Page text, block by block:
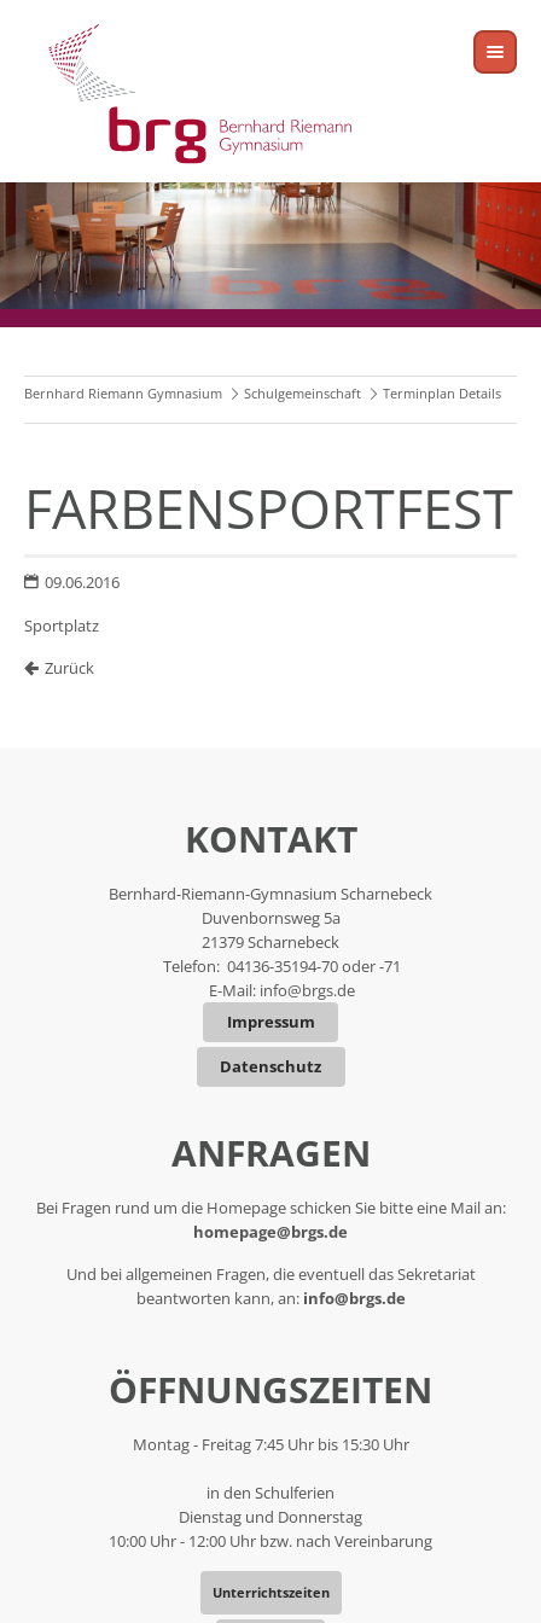
Bernhard Riemann Gymnasium Schulgemeinschaft Terminplan Details
FARBENSPORTFEST
09.06.2016
Sportplatz
Zurück
KONTAKT
Bernhard-Riemann-Gymnasium Scharnebeck
Duvenbornsweg 5a
21379 Scharnebeck
Telefon: 04136-35194-70 oder -71
E-Mail: info@brgs.de
Impressum
Datenschutz
ANFRAGEN
Bei Fragen rund um die Homepage schicken Sie bitte eine Mail an:
homepage@brgs.de
Und bei allgemeinen Fragen, die eventuell das Sekretariat
beantworten kann, an: info@brgs.de
ÖFFNUNGSZEITEN
Montag - Freitag 7:45 Uhr bis 15:30 Uhr
in den Schulferien
Dienstag und Donnerstag
10:00 Uhr - 12:00 Uhr bzw. nach Vereinbarung
Unterrichtszeiten